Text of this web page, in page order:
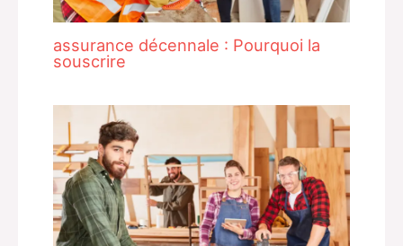
assurance décennale : Pourquoi la
souscrire